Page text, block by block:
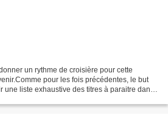
un rythme de croisière pour cette
pour les fois précédentes, le but
une liste exhaustive des titres à paraitre dans